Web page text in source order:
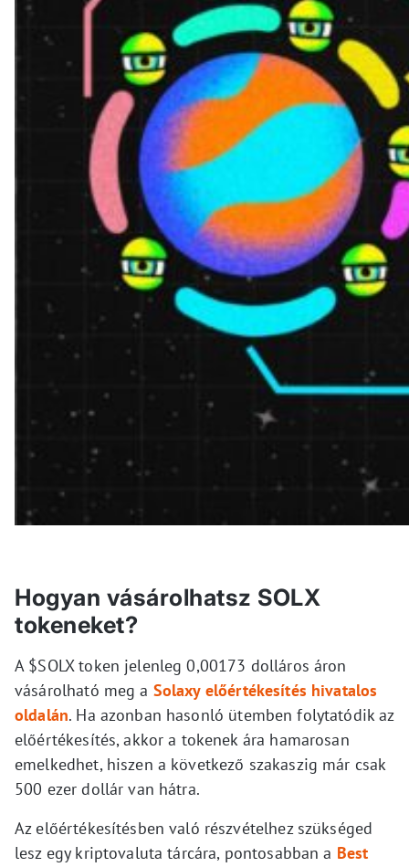
Hogyan vásárolhatsz SOLX
tokeneket?
A $SOLX token jelenleg 0,00173 dolláros áron
vásárolható meg a Solaxy előértékesítés hivatalos
oldalán. Ha azonban hasonló ütemben folytatódik az
előértékesítés, akkor a tokenek ára hamarosan
emelkedhet, hiszen a következő szakaszig már csak
500 ezer dollár van hátra.
Az előértékesítésben való részvételhez szükséged
lesz egy kriptovaluta tárcára, pontosabban a Best